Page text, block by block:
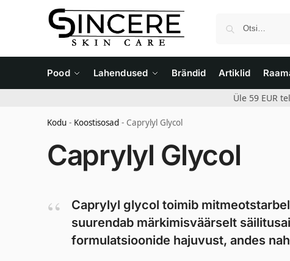
Pood Lahendused Brändid Artiklid
Üle 59 EUR
Kodu - Koostisosad - Caprylyl Glycol
Caprylyl Glycol
Caprylyl glycol toimib
suurendab märkimisväärselt
formulatsioonide hajuvust, andes